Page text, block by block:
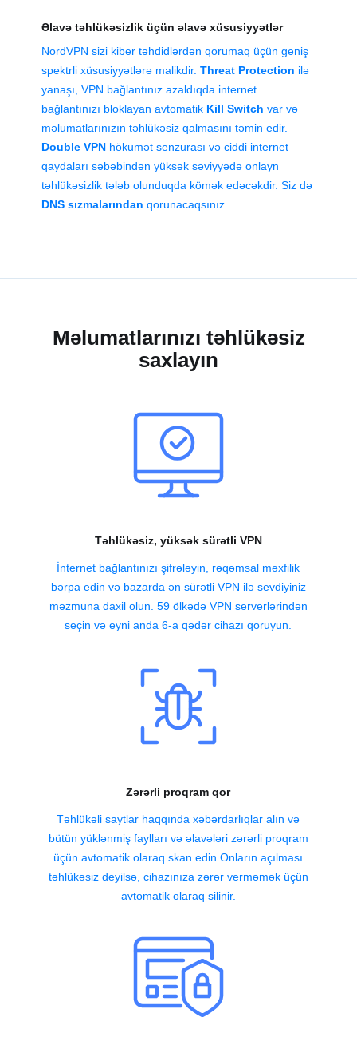
Əlavə təhlükəsizlik üçün əlavə xüsusiyyətlər
NordVPN sizi kiber təhdidlərdən qorumaq üçün geniş
spektrli xüsusiyyətlərə malikdir.Threat Protection ilə
yanaşı, VPN bağlantınız azaldıqda internet
bağlantınızı bloklayan avtomatik Kill Switch var və
məlumatlarınızın təhlükəsiz qalmasını təmin edir.
Double VPN hökumət senzurası və ciddi internet
qaydaları səbəbindən yüksək səviyyədə onlayn
təhlükəsizlik tələb olunduqda kömək edəcəkdir. Siz də
DNS sızmalarından qorunacaqsınız.
Məlumatlarınızı təhlükəsiz
saxlayın
Təhlükəsiz, yüksək sürətli VPN
İnternet bağlantınızı şifrələyin, rəqəmsal məxfilik
bərpa edin və bazarda ən sürətli VPN ilə sevdiyiniz
məzmuna daxil olun. 59 ölkədə VPN serverlərindən
seçin və eyni anda 6-a qədər cihazı qoruyun.
Zərərli proqram qor
Təhlükəli saytlar haqqında xəbərdarlıqlar alın və
bütün yüklənmiş faylları və əlavələri zərərli proqram
üçün avtomatik olaraq skan edin Onların açılması
təhlükəsiz deyilsə, cihazınıza zərər verməmək üçün
avtomatik olaraq silinir.